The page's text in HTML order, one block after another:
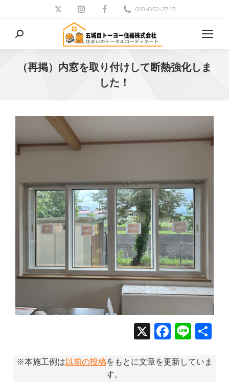
018-852-2743
検
索:
（再掲）内窓を取り付けして断熱強化しま
した！
X Line
※本施工例は以前の投稿をもとに文章を更新していま
す。